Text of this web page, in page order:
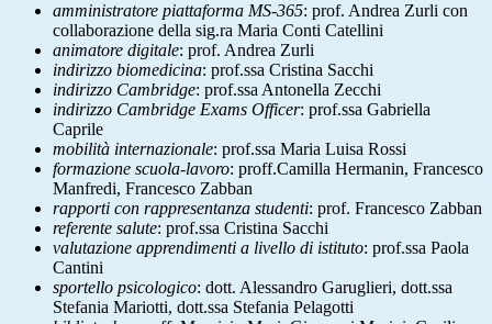
amministratore piattaforma MS-365: prof. Andrea Zurli con
collaborazione della sig.ra Maria Conti Catellini
animatore digitale: prof. Andrea Zurli
indirizzo biomedicina: prof.ssa Cristina Sacchi
indirizzo Cambridge: prof.ssa Antonella Zecchi
indirizzo Cambridge Exams Officer: prof.ssa Gabriella
Caprile
mobilità internazionale: prof.ssa Maria Luisa Rossi
formazione scuola-lavoro: proff.Camilla Hermanin, Francesco
Manfredi, Francesco Zabban
rapporti con rappresentanza studenti: prof. Francesco Zabban
referente salute: prof.ssa Cristina Sacchi
valutazione apprendimenti a livello di istituto: prof.ssa Paola
Cantini
sportello psicologico: dott. Alessandro Garuglieri, dott.ssa
Stefania Mariotti, dott.ssa Stefania Pelagotti